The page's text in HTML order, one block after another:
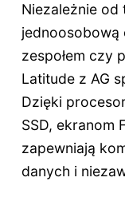
Niezależnie
jednoosobową
zespołem czy
Latitude z AG
Dzięki
SSD, ekranom
zapewniają
danych i